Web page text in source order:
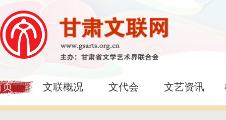
页 文联概况 文代会 文艺资讯